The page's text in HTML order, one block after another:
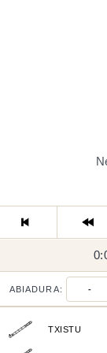
ABIADURA: -
TXISTU